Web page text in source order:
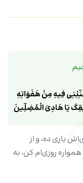
یَا هَادِیَ الْمُضِلِّینَ
یاری ده، و از
روزی‌ام کن، به